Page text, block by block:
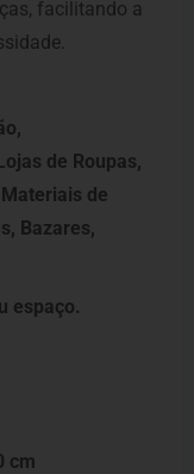
facilitando a
de Roupas,
de
Bazares,
espaço.
cm